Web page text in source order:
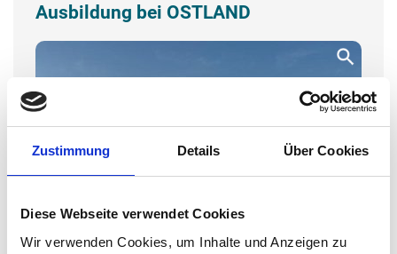
Zustimmung Details Über Cookies
Diese Webseite verwendet Cookies
Wir verwenden Cookies, um Inhalte und Anzeigen zu
Ausbildung bei OSTLAND